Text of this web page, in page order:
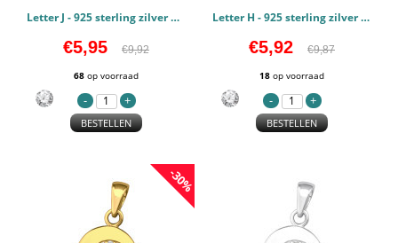
Letter J - 925 sterling zilver Hangers Zirconia PCJW46514
€5,95 €9,92
68 op voorraad
BESTELLEN
Letter H - 925 sterling zilver Hangers Zirconia PCJW46511
€5,92 €9,87
18 op voorraad
BESTELLEN
-30%